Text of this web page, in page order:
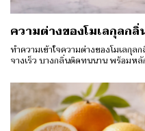
ความต่างของโมเลกุลกลิ่
ทำความเข้าใจความต่างของโมเลกุ
จางเร็ว บางกลิ่นติดทนนาน พร้อมห